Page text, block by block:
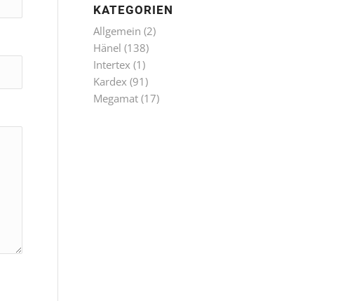
KATEGORIEN
Allgemein (2)
Hänel (138)
Intertex (1)
Kardex (91)
Megamat (17)